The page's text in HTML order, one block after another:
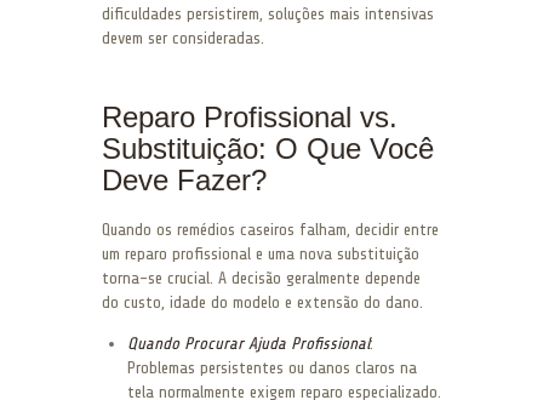
dificuldades persistirem, soluções mais intensivas
devem ser consideradas.
Reparo Profissional vs.
Substituição: O Que Você
Deve Fazer?
Quando os remédios caseiros falham, decidir entre
um reparo profissional e uma nova substituição
torna-se crucial. A decisão geralmente depende
do custo, idade do modelo e extensão do dano.
Quando Procurar Ajuda Profissional:
Problemas persistentes ou danos claros na
tela normalmente exigem reparo especializado.